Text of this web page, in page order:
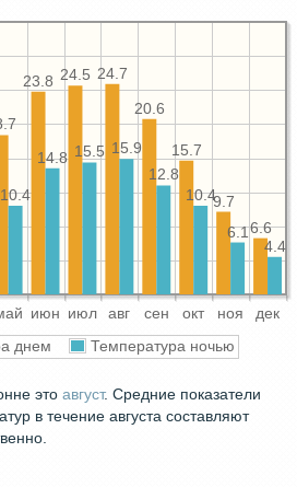
июн июл авг сен окт ноя дек
6.6
9.7
15.7
20.6
24.7
24.5
23.8
4.4
6.1
10.4
12.8
15.9
15.5
14.8
10.4
днем Температура ночью
это август. Средние показатели
в течение августа составляют